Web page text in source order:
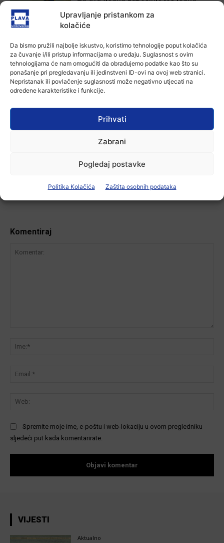
Upravljanje pristankom za
kolačiće
Da bismo pružili najbolje iskustvo, koristimo tehnologije poput kolačića
za čuvanje i/ili pristup informacijama o uređaju. Suglasnost s ovim
tehnologijama će nam omogućiti da obrađujemo podatke kao što su
ponašanje pri pregledavanju ili jedinstveni ID-ovi na ovoj web stranici.
Nepristanak ili povlačenje suglasnosti može negativno utjecati na
određene karakteristike i funkcije.
Prihvati
Zabrani
Pogledaj postavke
Politika Kolačića Zaštita osobnih podataka
7 kolovoza, 2026
Aktualno
U Županji održana Ljetna škola magije
7 kolovoza, 2026
Zbog niskog vodostaja otežana
plovidba na Dunavu
6 kolovoza, 2026
Komentiraj
Spremite moje ime, e-poštu i web-lokaciju u ovom pregledniku
sljedeći put kada komentarirate.
VIJESTI
Aktualno